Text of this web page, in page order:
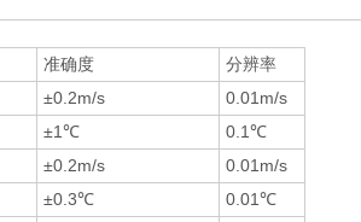
准确度
分辨率
±0.2m/s
0.01m/s
±1℃
0.1℃
±0.2m/s
0.01m/s
±0.3℃
0.01℃